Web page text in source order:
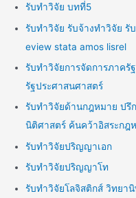
รับทำวิจัย บทที่5
รับทำวิจัย รับจ้างทำวิจัย รั
eview stata amos lisrel
รับทำวิจัยการจัดการภาครั
รัฐประศาสนศาสตร์
รับทำวิจัยด้านกฎหมาย ปรึ
นิติศาสตร์ ค้นคว้าอิสระก
รับทำวิจัยปริญญาเอก
รับทำวิจัยปริญญาโท
รับทำวิจัยโลจิสติกส์ วิทยา